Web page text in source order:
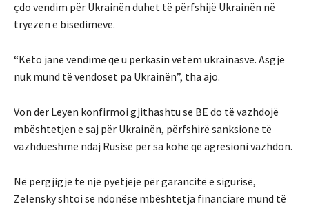
çdo vendim për Ukrainën duhet të përfshijë Ukrainën në
tryezën e bisedimeve.
“Këto janë vendime që u përkasin vetëm ukrainasve. Asgjë
nuk mund të vendoset pa Ukrainën”, tha ajo.
Von der Leyen konfirmoi gjithashtu se BE do të vazhdojë
mbështetjen e saj për Ukrainën, përfshirë sanksione të
vazhdueshme ndaj Rusisë për sa kohë që agresioni vazhdon.
Në përgjigje të një pyetjeje për garancitë e sigurisë,
Zelensky shtoi se ndonëse mbështetja financiare mund të